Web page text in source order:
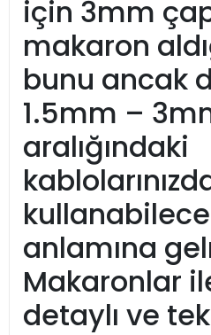
için 3mm
makaron
bunu ancak
1.5mm –
aralığındaki
anlamına
Makaronlar
detaylı ve